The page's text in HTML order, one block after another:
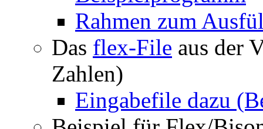
Rahmen zum
Das flex-File aus der
Zahlen)
Eingabefile dazu